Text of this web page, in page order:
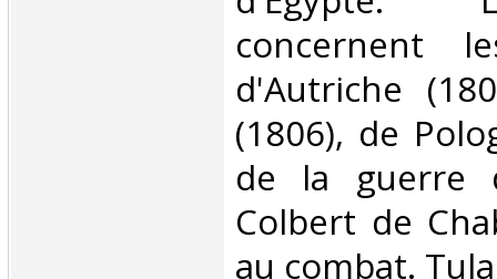
concernent
d'Autriche
(1806), de
de la guerre
Colbert de
au combat.